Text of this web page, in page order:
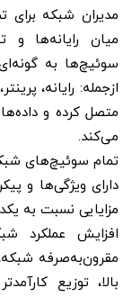
مدیران شبکه برای
میان رایانه‌ها
سوئیچ‌ها به
متصل کرده و
می‌کند.
تمام سوئیچ‌های
دارای ویژگی‌ها و
مزایایی نسبت به
افزایش
مقرون‌به‌صرفه
بالا، توزیع